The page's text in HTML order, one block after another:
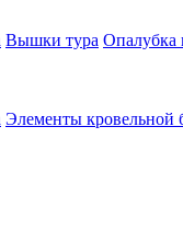
Вышки тура Опалубка
Элементы кровельной